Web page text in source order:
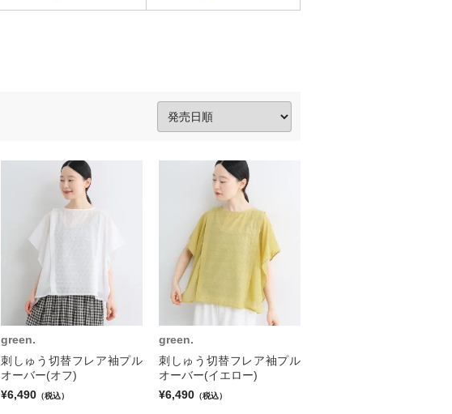
green.
刺しゅう切替フレア袖プル
オーバー(オフ)
¥6,490 （税込）
green.
刺しゅう切替フレア袖プル
オーバー(イエロー)
¥6,490 （税込）